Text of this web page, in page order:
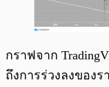
กราฟจาก
ถึงการร่วงลงของ